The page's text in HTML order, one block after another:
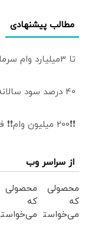
مطالب پیشنهادی
تا 3میلیارد وام سرمایه در گردش فروشندگان
40 درصد سود سالانه❗ از تورم جا نمونی😲
❗❗200 میلیون وام❗❗ فقط با احراز هویت
از سراسر وب
محصولی
که
می‌خواستی
محصولی
که
می‌خواستی